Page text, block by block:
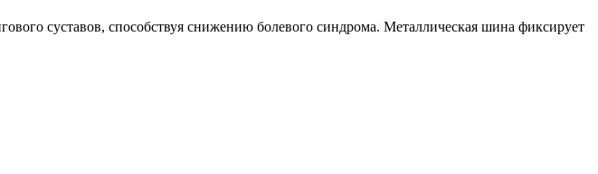
суставов, способствуя снижению болевого синдрома. Металлическая шина фиксирует